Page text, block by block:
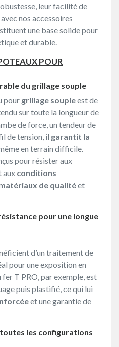
leur facilité de
nos accessoires
une base solide pour
et durable.
POUR
du grillage souple
pour grillage soupleest de
sur toute la longueur de
de force, un tendeur de
de tension, il garantit la
en terrain difficile.
pour résister aux
aux conditions
de qualitéet
pour une longue
d’un traitement de
pour une exposition en
T PRO, par exemple, est
puis plastifié, ce qui lui
et une garantie de
les configurations